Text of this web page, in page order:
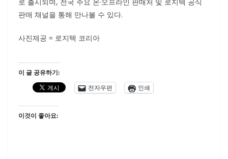
로 출시되며, 전국 주요 온·오프라인 판매처 및 로지텍 공식
판매 채널을 통해 만나볼 수 있다.
사진제공 = 로지텍 코리아
이 글 공유하기:
전자우편
인쇄
이것이 좋아요: